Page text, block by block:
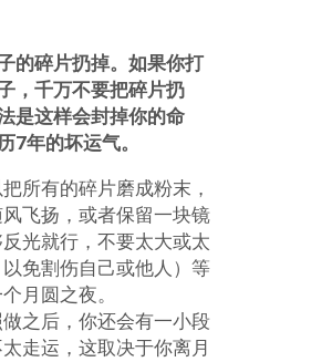
的碎片扔掉。如果你打
，千万不要把碎片扔
是这样会封掉你的命
7年的坏运气。
所有的碎片磨成粉末，
飞扬，或者保留一块镜
反光就行，不要太大或太
免割伤自己或他人）等
月圆之夜。
之后，你还会有一小段
走运，这取决于你离月